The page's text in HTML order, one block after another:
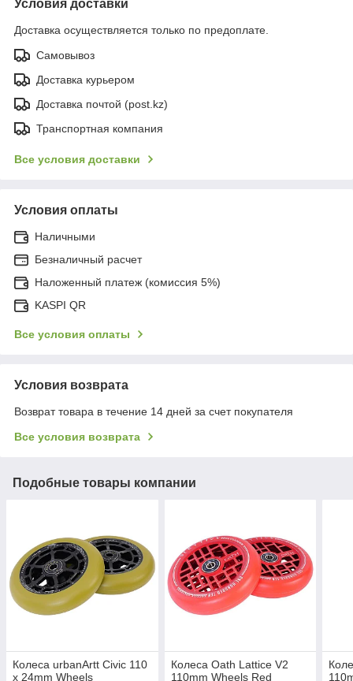
Условия доставки
Доставка осуществляется только по предоплате.
Самовывоз
Доставка курьером
Доставка почтой (post.kz)
Транспортная компания
Все условия доставки
Условия оплаты
Наличными
Безналичный расчет
Наложенный платеж (комиссия 5%)
KASPI QR
Все условия оплаты
Условия возврата
Возврат товара в течение 14 дней за счет покупателя
Все условия возврата
Подобные товары компании
Колеса urbanArtt Civic 110
x 24mm Wheels
Колеса Oath Lattice V2
110mm Wheels Red